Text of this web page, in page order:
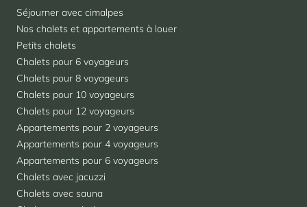
Séjourner avec cimalpes
Nos chalets et appartements à louer
Petits chalets
Chalets pour 6 voyageurs
Chalets pour 8 voyageurs
Chalets pour 10 voyageurs
Chalets pour 12 voyageurs
Appartements pour 2 voyageurs
Appartements pour 4 voyageurs
Appartements pour 6 voyageurs
Chalets avec jacuzzi
Chalets avec sauna